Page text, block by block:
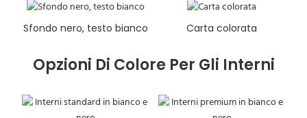
Sfondo nero, testo bianco Carta colorata
Opzioni Di Colore Per Gli Interni